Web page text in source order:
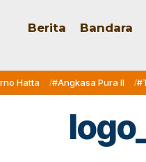
Berita Bandara
Hatta #Angkasa Pura II